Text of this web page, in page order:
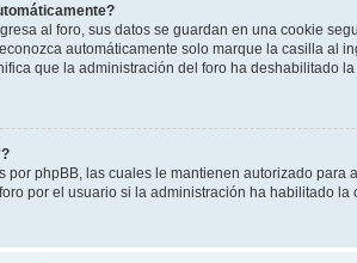
al foro, sus datos se guardan en una cookie
automáticamente solo marque la casilla al
que la administración del foro ha deshabilitado
por phpBB, las cuales le mantienen autorizado
por el usuario si la administración ha habilitado